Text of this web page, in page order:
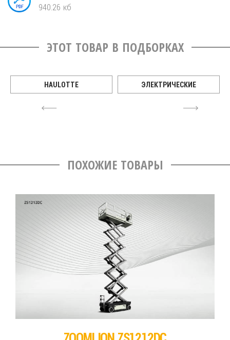
940.26 кб
ЭТОТ ТОВАР В ПОДБОРКАХ
4
HAULOTTE ЭЛЕКТРИЧЕСКИЕ
6
ПОХОЖИЕ ТОВАРЫ